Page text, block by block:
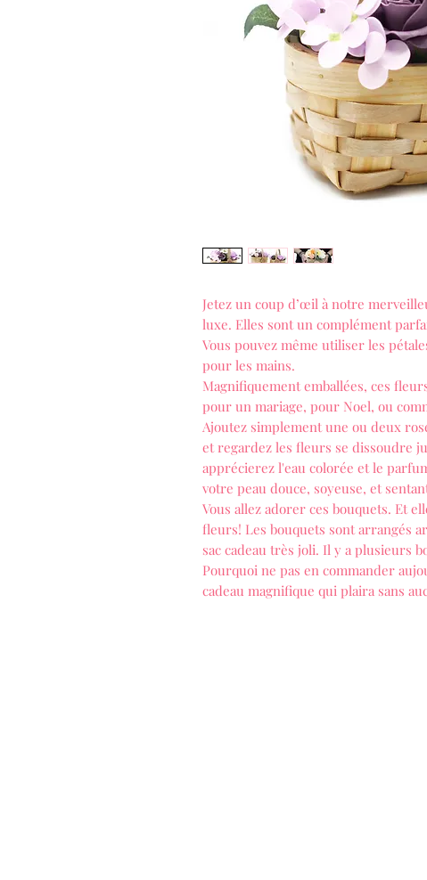
Jetez un coup d’œil à notre
luxe. Elles sont un complément
Vous pouvez même utiliser les
pour les mains.
Magnifiquement emballées, ces
pour un mariage, pour Noel, ou
Ajoutez simplement une ou deux
et regardez les fleurs se dissoudre
apprécierez l'eau colorée et le
votre peau douce, soyeuse, et
Vous allez adorer ces bouquets. Et
fleurs! Les bouquets sont arrangés
sac cadeau très joli. Il y a plusieurs
Pourquoi ne pas en commander
cadeau magnifique qui plaira sans